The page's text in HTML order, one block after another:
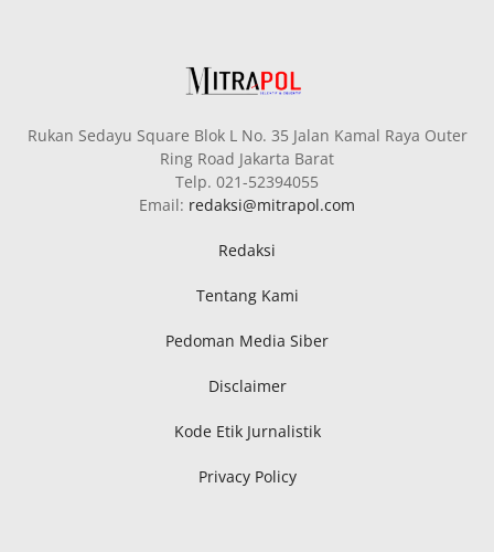
Rukan Sedayu Square Blok L No. 35 Jalan Kamal Raya Outer
Ring Road Jakarta Barat
Telp. 021-52394055
Email: redaksi@mitrapol.com
Redaksi
Tentang Kami
Pedoman Media Siber
Disclaimer
Kode Etik Jurnalistik
Privacy Policy